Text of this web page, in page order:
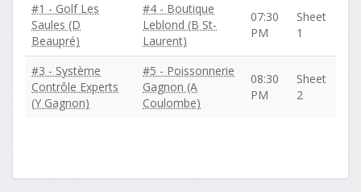
#1 - Golf Les
Saules (D
Beaupré)
#4 - Boutique
Leblond (B St-
Laurent)
07:30
PM
Sheet
1
#3 - Système
Contrôle Experts
(Y Gagnon)
#5 - Poissonnerie
Gagnon (A
Coulombe)
08:30
PM
Sheet
2